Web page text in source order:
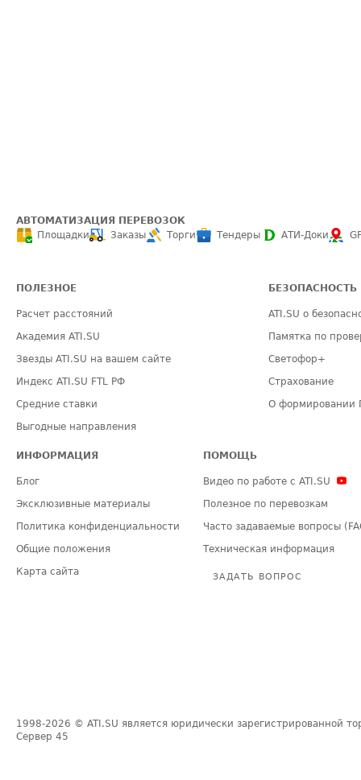
АВТОМАТИЗАЦИЯ ПЕРЕВОЗОК
Площадки
Заказы Торги Тендеры АТИ-Доки
ПОЛЕЗНОЕ
Расчет расстояний
Академия ATI.SU
Звезды ATI.SU на вашем сайте
Индекс ATI.SU FTL РФ
Средние ставки
Выгодные направления
БЕЗОПАСНОСТЬ
ATI.SU о
Памятка по
Светофор+
Страхование
О формировании
ИНФОРМАЦИЯ
Блог
Эксклюзивные материалы
Политика конфиденциальности
Общие положения
Карта сайта
ПОМОЩЬ
Видео по работе с ATI.SU
Полезное по перевозкам
Часто задаваемые вопросы
Техническая информация
ЗАДАТЬ ВОПРОС
1998-2026 © ATI.SU является юридически зарегистрированной
Сервер 45